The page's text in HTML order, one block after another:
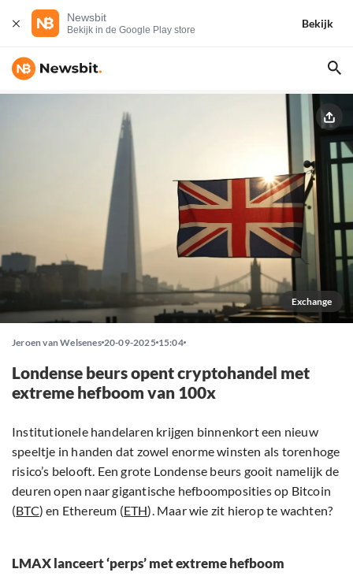
Newsbit
Bekijk in de Google Play store
Bekijk
Exchange
Jeroen van Welsenes 20-09-2025 15:04
Londense beurs opent cryptohandel met
extreme hefboom van 100x
Institutionele handelaren krijgen binnenkort een nieuw
speeltje in handen dat zowel enorme winsten als torenhoge
risico’s belooft. Een grote Londense beurs gooit namelijk de
deuren open naar gigantische hefboomposities op Bitcoin
(BTC) en Ethereum (ETH). Maar wie zit hierop te wachten?
LMAX lanceert ‘perps’ met extreme hefboom